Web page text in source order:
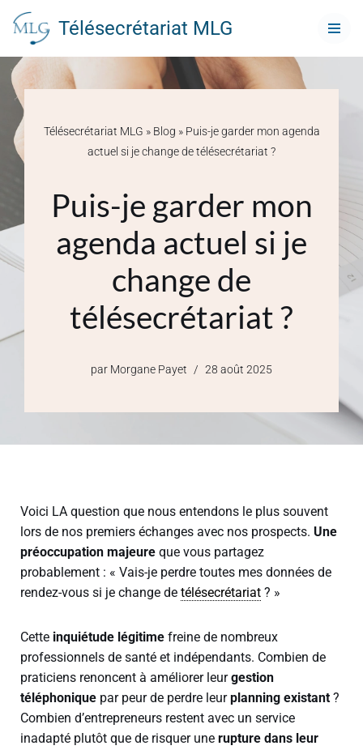
Aller
au
contenu
Télésecrétariat MLG
Télésecrétariat MLG » Blog » Puis-je garder mon agenda
actuel si je change de télésecrétariat ?
Puis-je garder mon
agenda actuel si je
change de
télésecrétariat ?
par Morgane Payet 28 août 2025
Voici LA question que nous entendons le plus souvent
lors de nos premiers échanges avec nos prospects. Une
préoccupation majeure que vous partagez
probablement : « Vais-je perdre toutes mes données de
rendez-vous si je change de télésecrétariat ? »
Cette inquiétude légitime freine de nombreux
professionnels de santé et indépendants. Combien de
praticiens renoncent à améliorer leurgestion
téléphonique par peur de perdre leurplanning existant ?
Combien d’entrepreneurs restent avec un service
inadapté plutôt que de risquer une rupture dans leur